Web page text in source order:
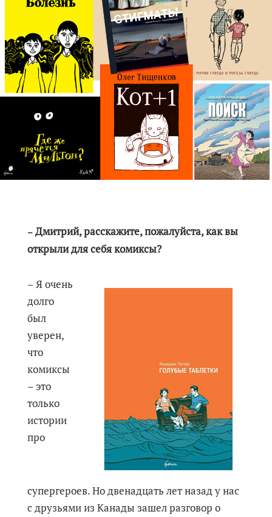
–Дмитрий, расскажите, пожалуйста, как вы
открыли для себя комиксы?
– Я очень
долго
был
уверен,
что
комиксы
– это
только
истории
про
супергероев. Но двенадцать лет назад у нас
с друзьями из Канады зашел разговор о